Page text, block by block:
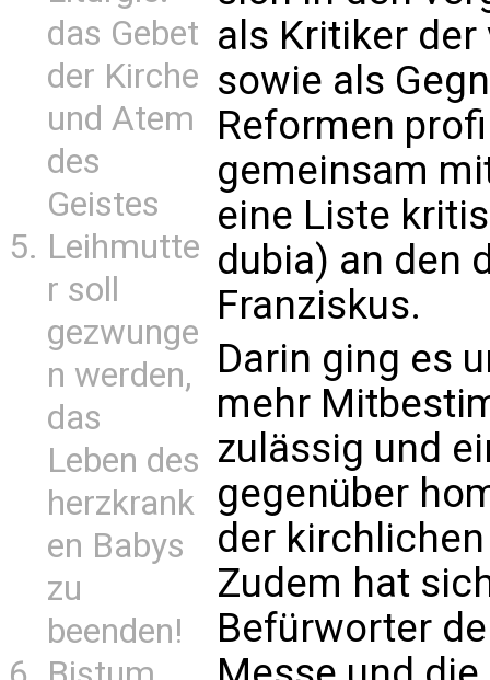
das Gebet
der Kirche
und Atem
des
Geistes
Leihmutte
r soll
gezwunge
n werden,
das
Leben des
herzkrank
en Babys
zu
beenden!
als Kritiker
sowie als
Reformen
gemeinsam
eine Liste
dubia) an den
Franziskus.
Darin ging es
mehr
zulässig und
gegenüber
der
Zudem hat
Befürworter